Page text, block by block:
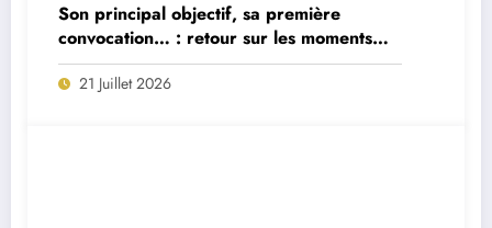
Son principal objectif, sa première
convocation… : retour sur les moments
forts de la première interview du
sélectionneur portugais Jorge Jesus
21 Juillet 2026